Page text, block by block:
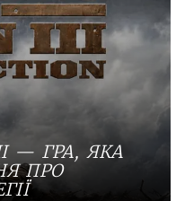
— ГРА, ЯКА
ПРО